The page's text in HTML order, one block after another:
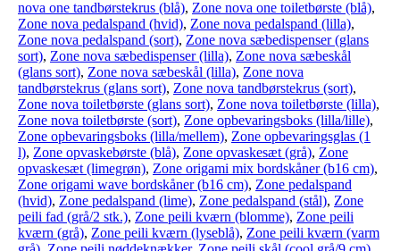
nova one tandbørstekrus (blå), Zone nova one toiletbørste (blå),
Zone nova pedalspand (hvid), Zone nova pedalspand (lilla),
Zone nova pedalspand (sort), Zone nova sæbedispenser (glans
sort), Zone nova sæbedispenser (lilla), Zone nova sæbeskål
(glans sort), Zone nova sæbeskål (lilla), Zone nova
tandbørstekrus (glans sort), Zone nova tandbørstekrus (sort),
Zone nova toiletbørste (glans sort), Zone nova toiletbørste (lilla),
Zone nova toiletbørste (sort), Zone opbevaringsboks (lilla/lille),
Zone opbevaringsboks (lilla/mellem), Zone opbevaringsglas (1
l), Zone opvaskebørste (blå), Zone opvaskesæt (grå), Zone
opvaskesæt (limegrøn), Zone origami mix bordskåner (b16 cm),
Zone origami wave bordskåner (b16 cm), Zone pedalspand
(hvid), Zone pedalspand (lime), Zone pedalspand (stål), Zone
peili fad (grå/2 stk.), Zone peili kværn (blomme), Zone peili
kværn (grå), Zone peili kværn (lyseblå), Zone peili kværn (varm